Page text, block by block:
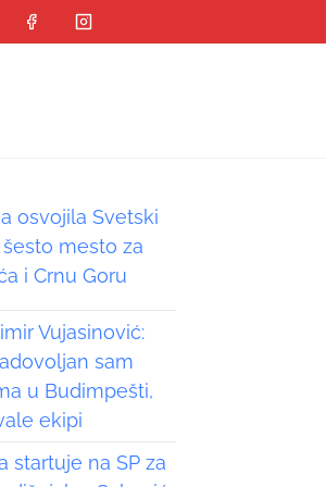
osvojila Svetski
šesto mesto za
i Crnu Goru
Vujasinović:
sam
u Budimpešti,
ekipi
startuje na SP za